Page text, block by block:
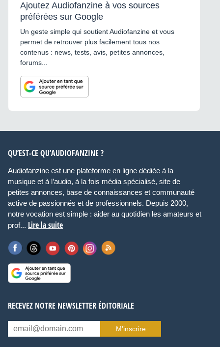
Ajoutez Audiofanzine à vos sources
préférées sur Google
Un geste simple qui soutient Audiofanzine et vous
permet de retrouver plus facilement tous nos
contenus : news, tests, avis, petites annonces,
forums...
QU’EST-CE QU’AUDIOFANZINE ?
Audiofanzine est une plateforme en ligne dédiée à la
musique et à l’audio, à la fois média spécialisé, site de
petites annonces, base de connaissances et communauté
active de passionnés et de professionnels. Depuis 2000,
notre vocation est simple : aider au quotidien les amateurs et
prof... Lire la suite
RECEVEZ NOTRE NEWSLETTER ÉDITORIALE
M’inscrire